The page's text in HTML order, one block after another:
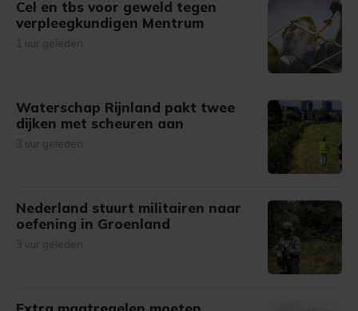
Cel en tbs voor geweld tegen
verpleegkundigen Mentrum
1 uur geleden
Waterschap Rijnland pakt twee
dijken met scheuren aan
3 uur geleden
Nederland stuurt militairen naar
oefening in Groenland
3 uur geleden